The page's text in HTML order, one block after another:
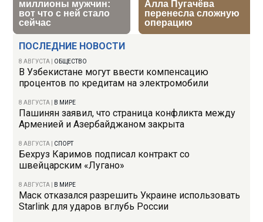
ПОСЛЕДНИЕ НОВОСТИ
8 АВГУСТА ОБЩЕСТВО
В Узбекистане могут ввести компенсацию
процентов по кредитам на электромобили
8 АВГУСТА В МИРЕ
Пашинян заявил, что страница конфликта между
Арменией и Азербайджаном закрыта
8 АВГУСТА СПОРТ
Бехруз Каримов подписал контракт со
швейцарским «Лугано»
8 АВГУСТА В МИРЕ
Маск отказался разрешить Украине использовать
Starlink для ударов вглубь России